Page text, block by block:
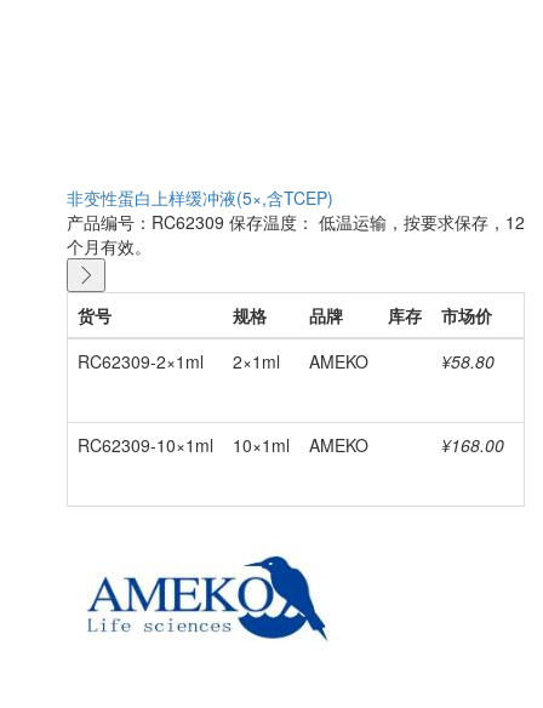
非变性蛋白上样缓冲液(5×,含TCEP)
产品编号：RC62309 保存温度： 低温运输，按要求保存，12
个月有效。
货号 规格 品牌 库存 市场价
RC62309-2×1ml
2×1ml AMEKO ¥58.80
RC62309-10×1ml 10×1ml AMEKO ¥168.00